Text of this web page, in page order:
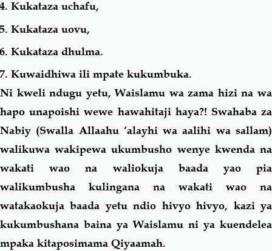
Kukataza uchafu,
Kukataza uovu,
Kukataza dhulma.
Kuwaidhiwa ili mpate kukumbuka.
Ni kweli ndugu yetu, Waislamu wa zama hizi na wa
hapo unapoishi wewe hawahitaji haya?! Swahaba za
Nabiy (Swalla Allaahu ‘alayhi wa aalihi wa sallam)
walikuwa wakipewa ukumbusho wenye kwenda na
wakati wao na waliokuja baada yao pia
walikumbusha kulingana na wakati wao na
watakaokuja baada yetu ndio hivyo hivyo, kazi ya
kukumbushana baina ya Waislamu ni ya kuendelea
mpaka kitaposimama Qiyaamah.